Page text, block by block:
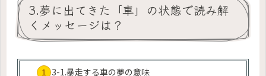
3.夢に出てきた「車」の状態で読み解
くメッセージは？
3-1.暴走する車の夢の意味